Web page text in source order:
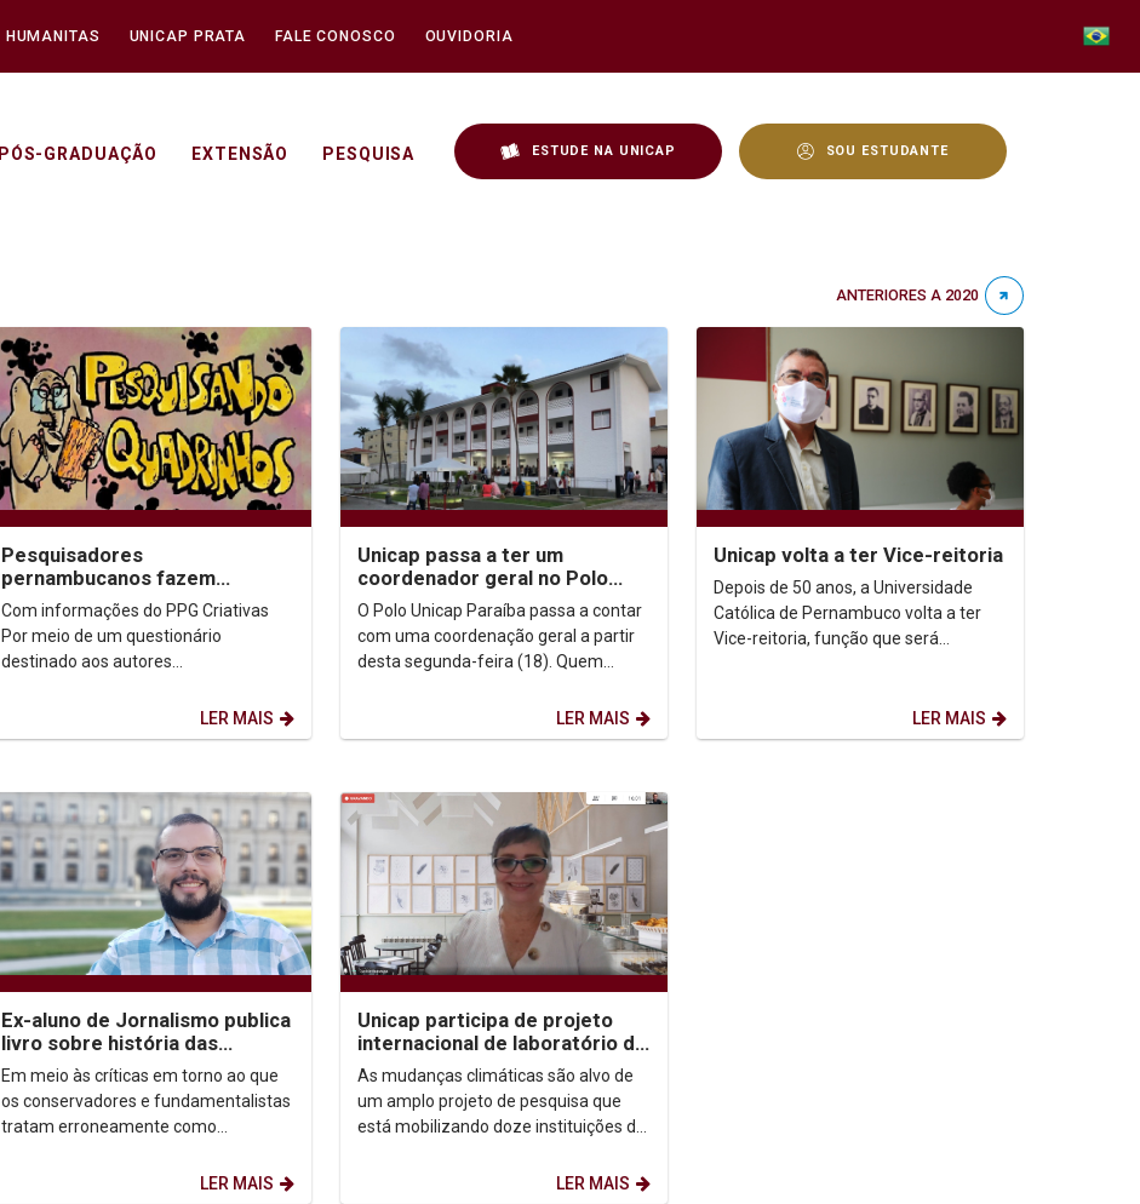
HUMANITAS UNICAP PRATA FALE CONOSCO OUVIDORIA
PÓS-GRADUAÇÃO EXTENSÃO PESQUISA ESTUDE NA UNICAP SOU ESTUDANTE
ANTERIORES A 2020
Pesquisadores
pernambucanos fazem
mapeamento do mercado
editorial de quadrinhos
independentes no...
Com informações do PPG Criativas
Por meio de um questionário
destinado aos autores
Mestrado em Indústrias Criativas da...
LER MAIS
Unicap passa a ter um
coordenador geral no Polo
Paraíba
O Polo Unicap Paraíba passa a contar
com uma coordenação geral a partir
desta segunda-feira (18). Quem
LER MAIS
Unicap volta a ter Vice-reitoria
Depois de 50 anos, a Universidade
Católica de Pernambuco volta a ter
Vice-reitoria, função que será
LER MAIS
Ex-aluno de Jornalismo publica
livro sobre história das
relações de gênero na
imprensa recifense
Em meio às críticas em torno ao que
os conservadores e fundamentalistas
tratam erroneamente como
LER MAIS
Unicap participa de projeto
internacional de laboratório de
mudanças climáticas
As mudanças climáticas são alvo de
um amplo projeto de pesquisa que
está mobilizando doze instituições de
LER MAIS